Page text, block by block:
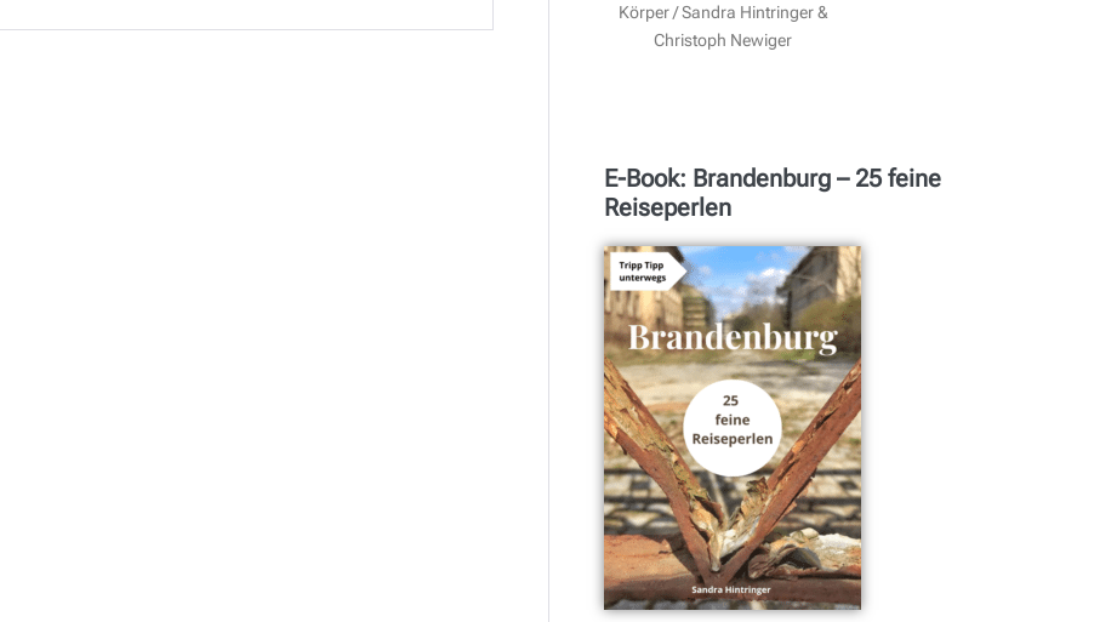
Körper / Sandra Hintringer &
Christoph Newiger
E-Book: Brandenburg – 25 feine
Reiseperlen